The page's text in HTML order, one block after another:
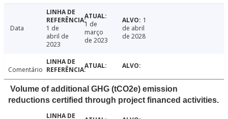
Data
1 de
abril de
2023
1 de
março
de 2023
1
de abril
de 2028
Comentário
Volume of additional GHG (tCO2e) emission
reductions certified through project financed activities.